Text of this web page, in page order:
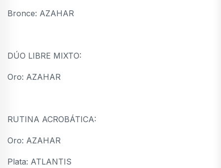
Bronce: AZAHAR
DÚO LIBRE MIXTO:
Oro: AZAHAR
RUTINA ACROBÁTICA:
Oro: AZAHAR
Plata: ATLANTIS